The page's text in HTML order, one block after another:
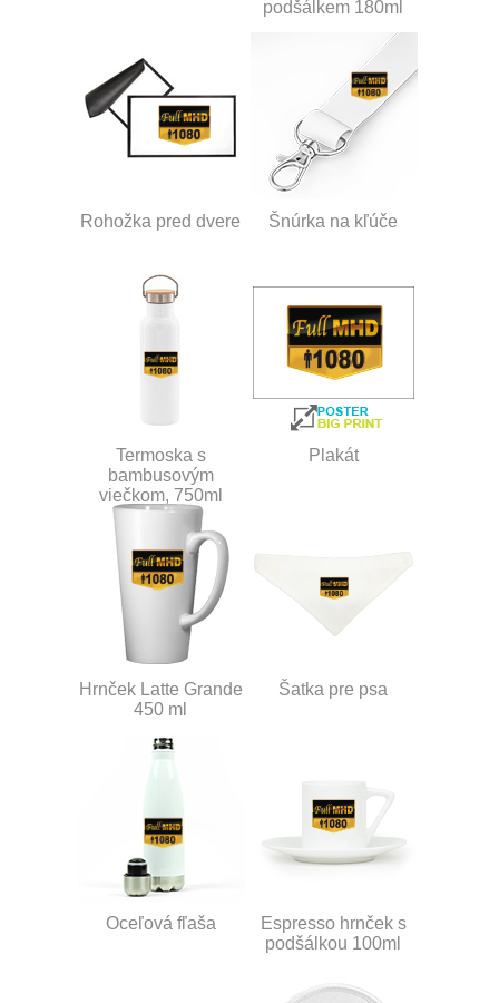
podšálkem 180ml
Rohožka pred dvere Šnúrka na kľúče
Termoska s
bambusovým
viečkom, 750ml
Plakát
Hrnček Latte Grande
450 ml
Šatka pre psa
Oceľová fľaša
Espresso hrnček s
podšálkou 100ml